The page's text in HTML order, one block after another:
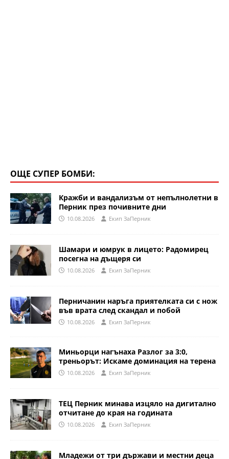
ОЩЕ СУПЕР БОМБИ:
Кражби и вандализъм от непълнолетни в
Перник през почивните дни
10.08.2026 Eкип ЗаПерник
Шамари и юмрук в лицето: Радомирец
посегна на дъщеря си
10.08.2026 Eкип ЗаПерник
Перничанин наръга приятелката си с нож
във врата след скандал и побой
10.08.2026 Eкип ЗаПерник
Миньорци нагънаха Разлог за 3:0,
треньорът: Искаме доминация на терена
10.08.2026 Eкип ЗаПерник
ТЕЦ Перник минава изцяло на дигитално
отчитане до края на годината
10.08.2026 Eкип ЗаПерник
Младежи от три държави и местни деца